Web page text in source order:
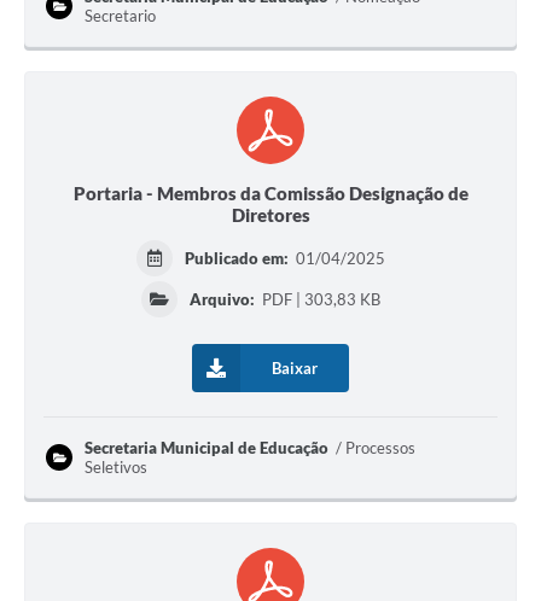
Secretario
Portaria - Membros da Comissão Designação de
Diretores
Publicado em: 01/04/2025
Arquivo: PDF | 303,83 KB
Baixar
Secretaria Municipal de Educação
Processos
Seletivos